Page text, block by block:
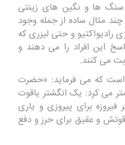
سنگ ها و نگین های زینتی
مثال ساده از جمله وجود
و حتی لیزری که
این افراد را می دهند و
می کنند.
است که می فرماید: «حضرت
می کرد: یک انگشتر یاقوت
برای پیروزی و یاری
و عقیق برای حرز و دفع